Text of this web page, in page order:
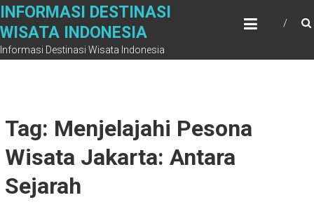
Skip
content
INFORMASI DESTINASI
WISATA INDONESIA
Informasi Destinasi Wisata Indonesia
Tag: Menjelajahi Pesona
Wisata Jakarta: Antara
Sejarah